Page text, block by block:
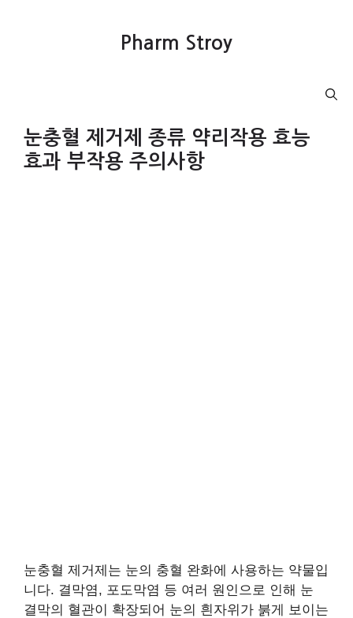
Pharm Stroy
눈충혈 제거제 종류 약리작용 효능
효과 부작용 주의사항
눈충혈 제거제는 눈의 충혈 완화에 사용하는 약물입
니다. 결막염, 포도막염 등 여러 원인으로 인해 눈
결막의 혈관이 확장되어 눈의 흰자위가 붉게 보이는